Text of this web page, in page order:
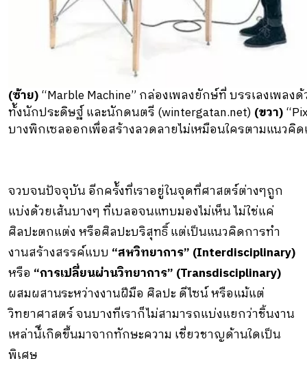
(ซ้าย)“Marble Machine” กล่องเพลงยักษ์ที่ บรรเลงเพล
ท้ังนักประดิษฐ์ และนักดนตรี (wintergatan.net) (ขวา)
บางพิกเซลออกเพื่อสร้างลวดลายไม่เหมือนใครตามแนวคิ
จวบจนปัจจุบัน อีกคร้ังที่เราอยู่ในจุดที่ศาสตร์ต่างๆถูก
แบ่งด้วยเส้นบางๆ ที่เบลอจนแทบมองไม่เห็น ไม่ใช่แค่
ศิลปะตกแต่ง หรือศิลปะบริสุทธิ์ แต่เป็นแนวคิดการทํา
งานสร้างสรรค์แบบ “สหวิทยาการ” (Interdisciplinary)
หรือ “การเปลี่ยนผ่านวิทยาการ” (Transdisciplinary)
ผสมผสานระหว่างงานฝีมือ ศิลปะ ดีไซน์ หรือแม้แต่
วิทยาศาสตร์ จนบางทีเราก็ไม่สามารถแบ่งแยกว่าชิ้นงาน
เหล่าน้ีเกิดขึ้นมาจากทักษะความ เชี่ยวชาญด้านใดเป็น
พิเศษ